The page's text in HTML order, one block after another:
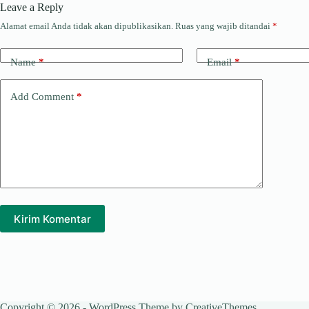
Leave a Reply
Alamat email Anda tidak akan dipublikasikan. Ruas yang wajib ditandai *
Name* Email*
Add Comment *
Kirim Komentar